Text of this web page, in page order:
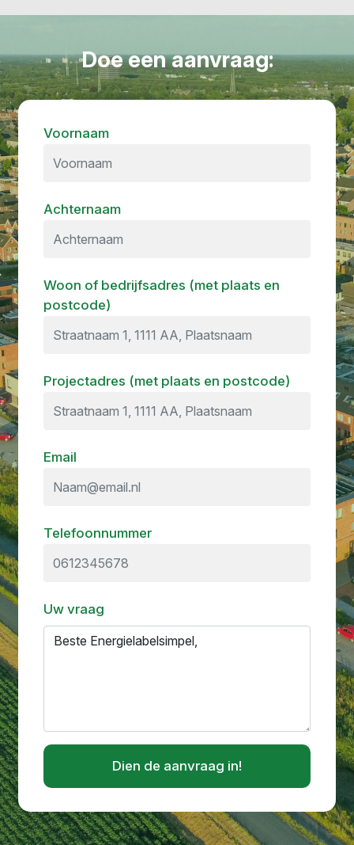
Doe een aanvraag:
Voornaam
Achternaam
Woon of bedrijfsadres (met plaats en
postcode)
Projectadres (met plaats en postcode)
Email
Telefoonnummer
Uw vraag
Dien de aanvraag in!